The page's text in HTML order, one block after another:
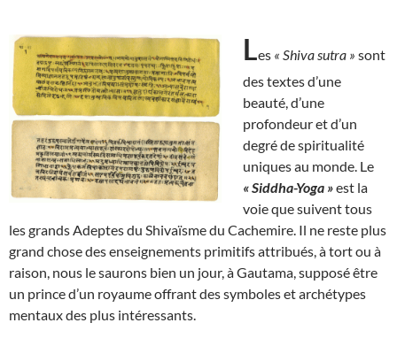
Les « Shiva sutra » sont
des textes d’une
beauté, d’une
profondeur et d’un
degré de spiritualité
uniques au monde. Le
« Siddha-Yoga »est la
voie que suivent tous
les grands Adeptes du Shivaïsme du Cachemire. Il ne reste plus
grand chose des enseignements primitifs attribués, à tort ou à
raison, nous le saurons bien un jour, à Gautama, supposé être
un prince d’un royaume offrant des symboles et archétypes
mentaux des plus intéressants.